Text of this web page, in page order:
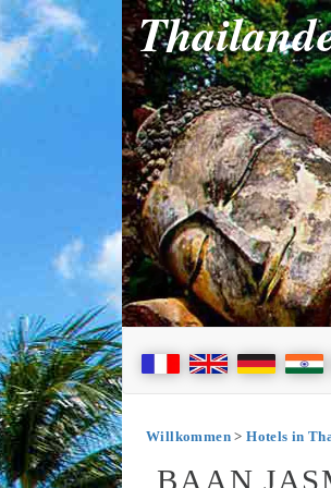
Willkommen>Hotels in
BAAN